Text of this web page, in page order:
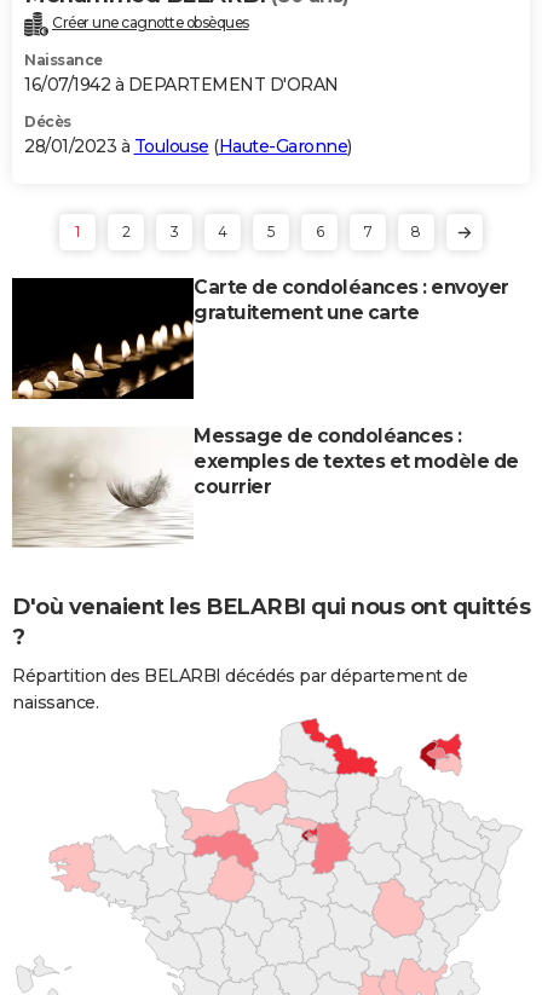
Créer une cagnotte obsèques
Naissance
16/07/1942 à DEPARTEMENT D'ORAN
Décès
28/01/2023 à Toulouse (Haute-Garonne)
1 2 3 4 5 6 7 8
Carte de condoléances : envoyer
gratuitement une carte
Message de condoléances :
exemples de textes et modèle de
courrier
D'où venaient les BELARBI qui nous ont quittés
?
Répartition des BELARBI décédés par département de
naissance.